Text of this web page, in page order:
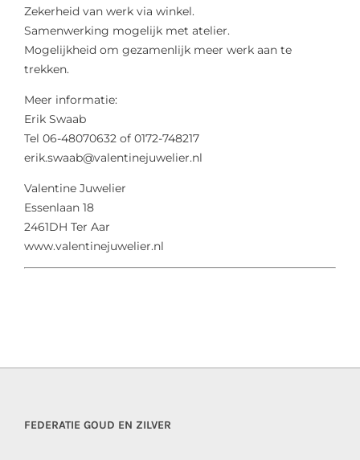
Zekerheid van werk via winkel.
Samenwerking mogelijk met atelier.
Mogelijkheid om gezamenlijk meer werk aan te
trekken.
Meer informatie:
Erik Swaab
Tel 06-48070632 of 0172-748217
erik.swaab@valentinejuwelier.nl
Valentine Juwelier
Essenlaan 18
2461DH Ter Aar
www.valentinejuwelier.nl
FEDERATIE GOUD EN ZILVER